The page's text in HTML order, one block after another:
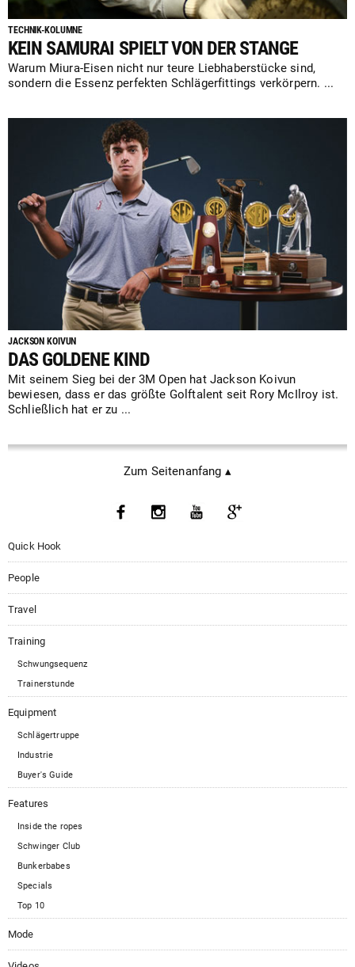
TECHNIK-KOLUMNE
KEIN SAMURAI SPIELT VON DER STANGE
Warum Miura-Eisen nicht nur teure Liebhaberstücke sind,
sondern die Essenz perfekten Schlägerfittings verkörpern. ...
JACKSON KOIVUN
DAS GOLDENE KIND
Mit seinem Sieg bei der 3M Open hat Jackson Koivun
bewiesen, dass er das größte Golftalent seit Rory McIlroy ist.
Schließlich hat er zu ...
Zum Seitenanfang ▴
Quick Hook
People
Travel
Training
Schwungsequenz
Trainerstunde
Equipment
Schlägertruppe
Industrie
Buyer's Guide
Features
Inside the ropes
Schwinger Club
Bunkerbabes
Specials
Top 10
Mode